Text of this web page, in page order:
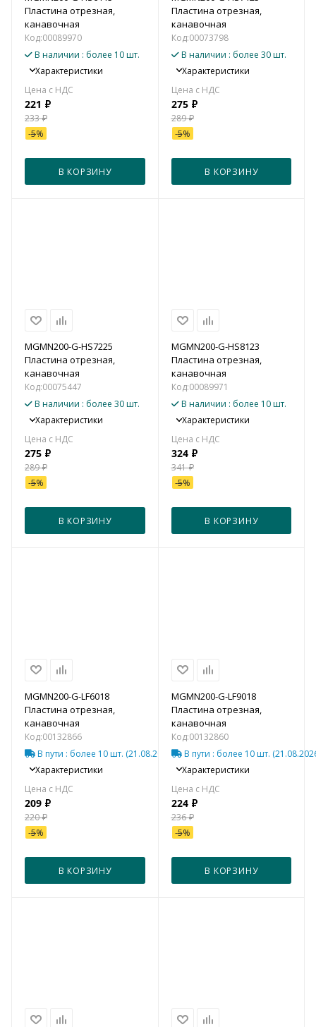
Пластина отрезная,
канавочная
Код:00089970
В наличии : более 10 шт.
Характеристики
221 ₽
233₽
-5%
В КОРЗИНУ
Пластина отрезная,
канавочная
Код:00073798
В наличии : более 30 шт.
Характеристики
275₽
289₽
-5%
В КОРЗИНУ
MGMN200-G-HS7225
Пластина отрезная,
канавочная
Код:00075447
В наличии : более 30 шт.
Характеристики
275 ₽
289₽
-5%
В КОРЗИНУ
MGMN200-G-HS8123
Пластина отрезная,
канавочная
Код:00089971
В наличии : более 10 шт.
Характеристики
324₽
341₽
-5%
В КОРЗИНУ
MGMN200-G-LF6018
Пластина отрезная,
канавочная
Код:00132866
В пути : более 10 шт. (21.08.2026)*
Характеристики
209 ₽
220₽
-5%
В КОРЗИНУ
MGMN200-G-LF9018
Пластина отрезная,
канавочная
Код:00132860
В пути : более 10 шт.
Характеристики
224₽
236₽
-5%
В КОРЗИНУ